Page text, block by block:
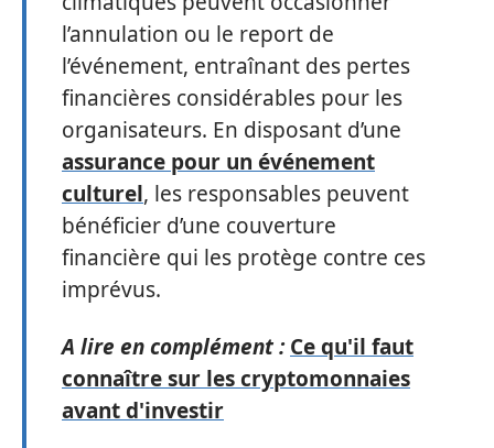
l’annulation ou le report de
l’événement, entraînant des pertes
financières considérables pour les
organisateurs. En disposant d’une
assurance pour un événement
culturel, les responsables peuvent
bénéficier d’une couverture
financière qui les protège contre ces
imprévus.
A lire en complément : Ce qu'il faut
connaître sur les cryptomonnaies
avant d'investir